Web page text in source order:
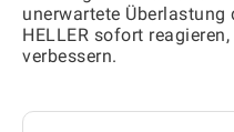
unerwartete
HELLER sofort
verbessern.